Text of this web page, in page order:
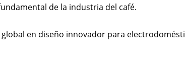
de la industria del café.
en diseño innovador para